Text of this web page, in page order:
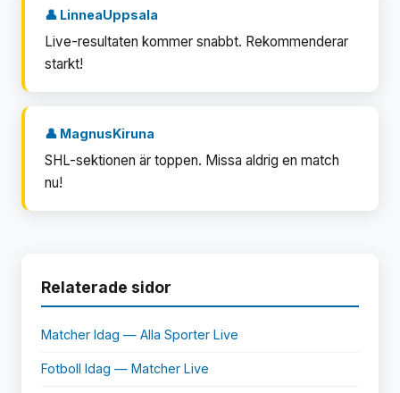
👤 LinneaUppsala
Live-resultaten kommer snabbt. Rekommenderar
starkt!
👤 MagnusKiruna
SHL-sektionen är toppen. Missa aldrig en match
nu!
Relaterade sidor
Matcher Idag — Alla Sporter Live
Fotboll Idag — Matcher Live